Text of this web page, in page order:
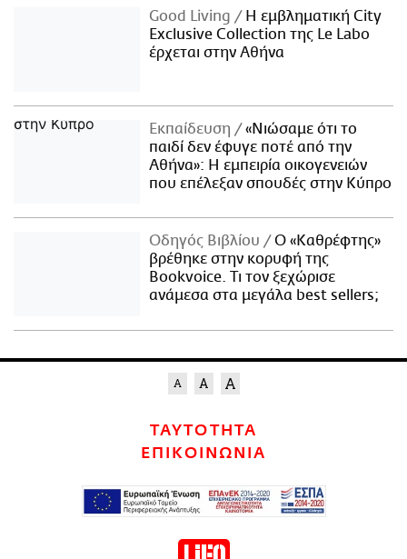
Good Living
Η εμβληματική City
Exclusive Collection της Le Labo
έρχεται στην Αθήνα
Εκπαίδευση
«Νιώσαμε ότι το
παιδί δεν έφυγε ποτέ από την
Αθήνα»: Η εμπειρία οικογενειών
που επέλεξαν σπουδές στην Κύπρο
Οδηγός Βιβλίου
Ο «Καθρέφτης»
βρέθηκε στην κορυφή της
Bookvoice. Τι τον ξεχώρισε
ανάμεσα στα μεγάλα best sellers;
ΤΑΥΤΟΤΗΤΑ
ΕΠΙΚΟΙΝΩΝΙΑ